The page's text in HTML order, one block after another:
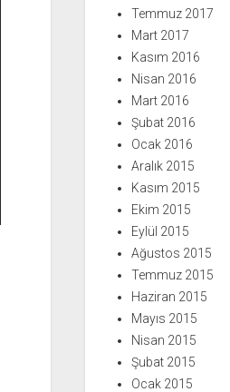
Temmuz 2017
Mart 2017
Kasım 2016
Nisan 2016
Mart 2016
Şubat 2016
Ocak 2016
Aralık 2015
Kasım 2015
Ekim 2015
Eylül 2015
Ağustos 2015
Temmuz 2015
Haziran 2015
Mayıs 2015
Nisan 2015
Şubat 2015
Ocak 2015